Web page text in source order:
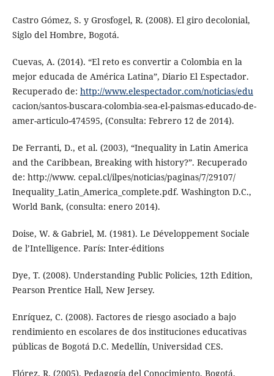
Castro Gómez, S. y Grosfogel, R. (2008). El giro decolonial,
Siglo del Hombre, Bogotá.
Cuevas, A. (2014). “El reto es convertir a Colombia en la
mejor educada de América Latina”, Diario El Espectador.
Recuperado de: http://www.elespectador.com/noticias/edu
cacion/santos-buscara-colombia-sea-el-paismas-educado-de-
amer-articulo-474595, (Consulta: Febrero 12 de 2014).
De Ferranti, D., et al. (2003), “Inequality in Latin America
and the Caribbean, Breaking with history?”. Recuperado
de: http://www. cepal.cl/ilpes/noticias/paginas/7/29107/
Inequality_Latin_America_complete.pdf. Washington D.C.,
World Bank, (consulta: enero 2014).
Doise, W. & Gabriel, M. (1981). Le Développement Sociale
de l’Intelligence. París: Inter-éditions
Dye, T. (2008). Understanding Public Policies, 12th Edition,
Pearson Prentice Hall, New Jersey.
Enríquez, C. (2008). Factores de riesgo asociado a bajo
rendimiento en escolares de dos instituciones educativas
públicas de Bogotá D.C. Medellín, Universidad CES.
Flórez, R. (2005). Pedagogía del Conocimiento. Bogotá.